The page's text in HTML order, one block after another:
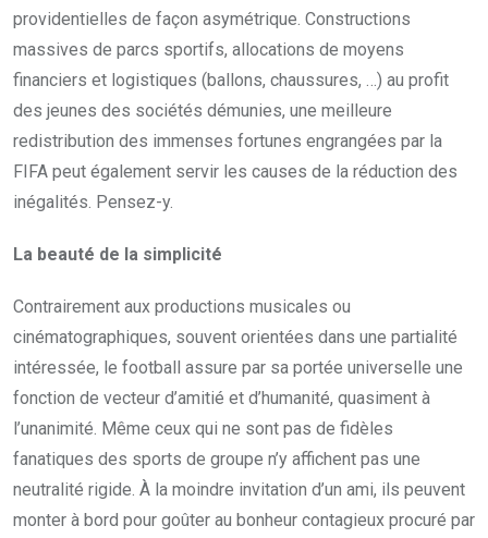
providentielles de façon asymétrique. Constructions
massives de parcs sportifs, allocations de moyens
financiers et logistiques (ballons, chaussures, …) au profit
des jeunes des sociétés démunies, une meilleure
redistribution des immenses fortunes engrangées par la
FIFA peut également servir les causes de la réduction des
inégalités. Pensez-y.
La beauté de la simplicité
Contrairement aux productions musicales ou
cinématographiques, souvent orientées dans une partialité
intéressée, le football assure par sa portée universelle une
fonction de vecteur d’amitié et d’humanité, quasiment à
l’unanimité. Même ceux qui ne sont pas de fidèles
fanatiques des sports de groupe n’y affichent pas une
neutralité rigide. À la moindre invitation d’un ami, ils peuvent
monter à bord pour goûter au bonheur contagieux procuré par